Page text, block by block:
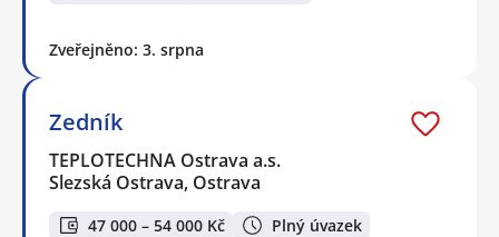
Zveřejněno: 3. srpna
Zedník
TEPLOTECHNA Ostrava a.s.
Slezská Ostrava, Ostrava
47 000 – 54 000 Kč
Plný úvazek